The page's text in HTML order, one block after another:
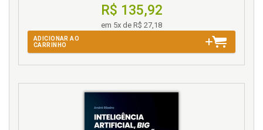
R$ 135,92
em 5x de R$ 27,18
ADICIONAR AO
CARRINHO